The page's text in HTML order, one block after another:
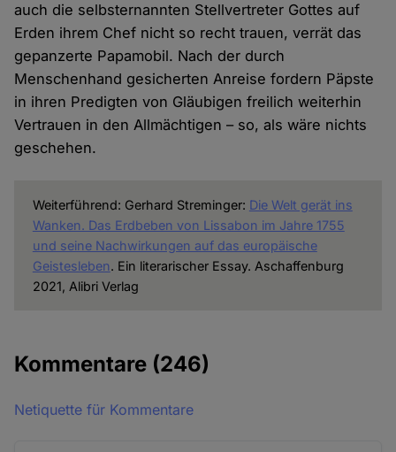
auch die selbsternannten Stellvertreter Gottes auf
Erden ihrem Chef nicht so recht trauen, verrät das
gepanzerte Papamobil. Nach der durch
Menschenhand gesicherten Anreise fordern Päpste
in ihren Predigten von Gläubigen freilich weiterhin
Vertrauen in den Allmächtigen – so, als wäre nichts
geschehen.
Weiterführend: Gerhard Streminger: Die Welt gerät ins
Wanken. Das Erdbeben von Lissabon im Jahre 1755
und seine Nachwirkungen auf das europäische
Geistesleben. Ein literarischer Essay. Aschaffenburg
2021, Alibri Verlag
Kommentare (246)
Netiquette für Kommentare